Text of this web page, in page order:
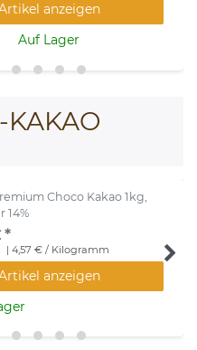
anzeigen
Auf Lager
KAKAO
Choco Kakao 1kg,
14%
*
| 4,57 € / Kilogramm
anzeigen